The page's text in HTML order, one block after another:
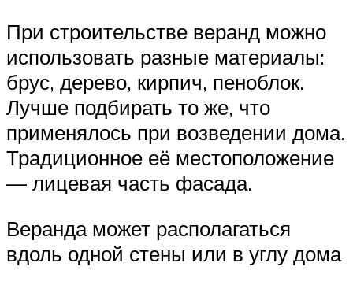
При строительстве веранд можно
использовать разные материалы:
брус, дерево, кирпич, пеноблок.
Лучше подбирать то же, что
применялось при возведении дома.
Традиционное её местоположение
— лицевая часть фасада.
Веранда может располагаться
вдоль одной стены или в углу дома